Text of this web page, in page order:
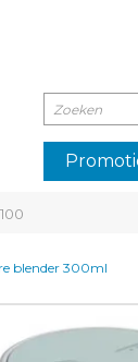
blender 300ml